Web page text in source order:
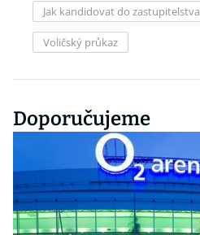
Jak kandidovat do zastupitelstva
Voličský průkaz
Doporučujeme